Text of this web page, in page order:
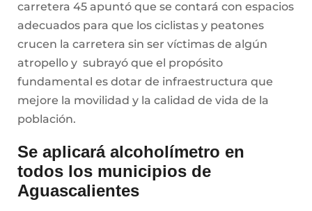
carretera 45 apuntó que se contará con espacios
adecuados para que los ciclistas y peatones
crucen la carretera sin ser víctimas de algún
atropello y subrayó que el propósito
fundamental es dotar de infraestructura que
mejore la movilidad y la calidad de vida de la
población.
Se aplicará alcoholímetro en
todos los municipios de
Aguascalientes